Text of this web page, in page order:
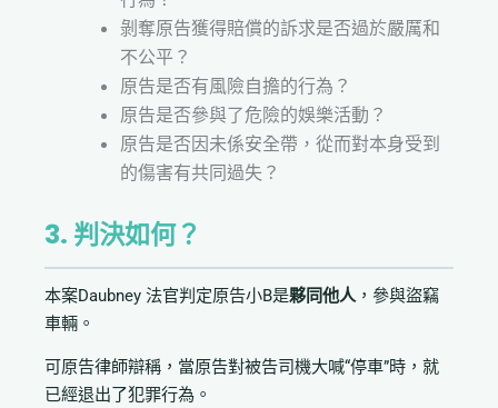
剝奪原告獲得賠償的訴求是否過於嚴厲和
不公平？
原告是否有風險自擔的行為？
原告是否參與了危險的娛樂活動？
原告是否因未係安全帶，從而對本身受到
的傷害有共同過失？
3. 判決如何？
本案Daubney 法官判定原告小B是夥同他人，參與盜竊
車輛。
可原告律師辯稱，當原告對被告司機大喊“停車”時，就
已經退出了犯罪行為。